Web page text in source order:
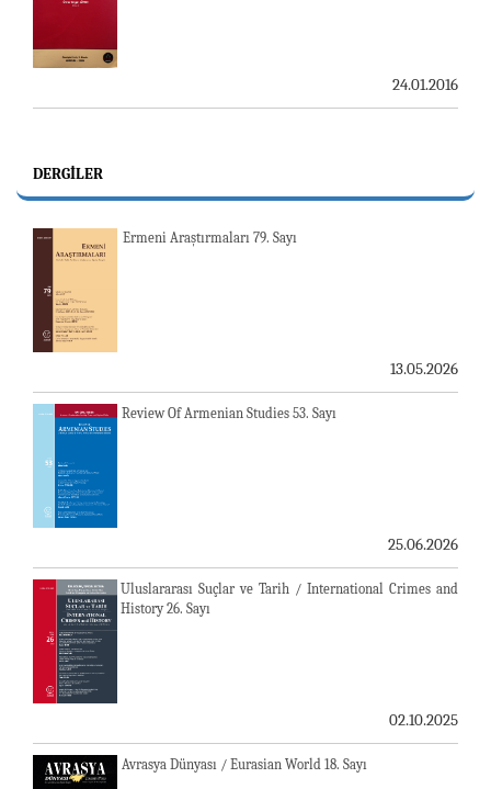
24.01.2016
DERGILER
Ermeni Araştırmaları 79. Sayı
13.05.2026
Review Of Armenian Studies 53. Sayı
25.06.2026
Uluslararası Suçlar ve Tarih / International Crimes and
History 26. Sayı
02.10.2025
Avrasya Dünyası / Eurasian World 18. Sayı